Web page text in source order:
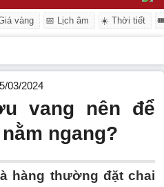
vàng 📅 Lịch âm ☀️ Thời tiết
03/2024
vang nên để
ngang?
hàng thường đặt chai